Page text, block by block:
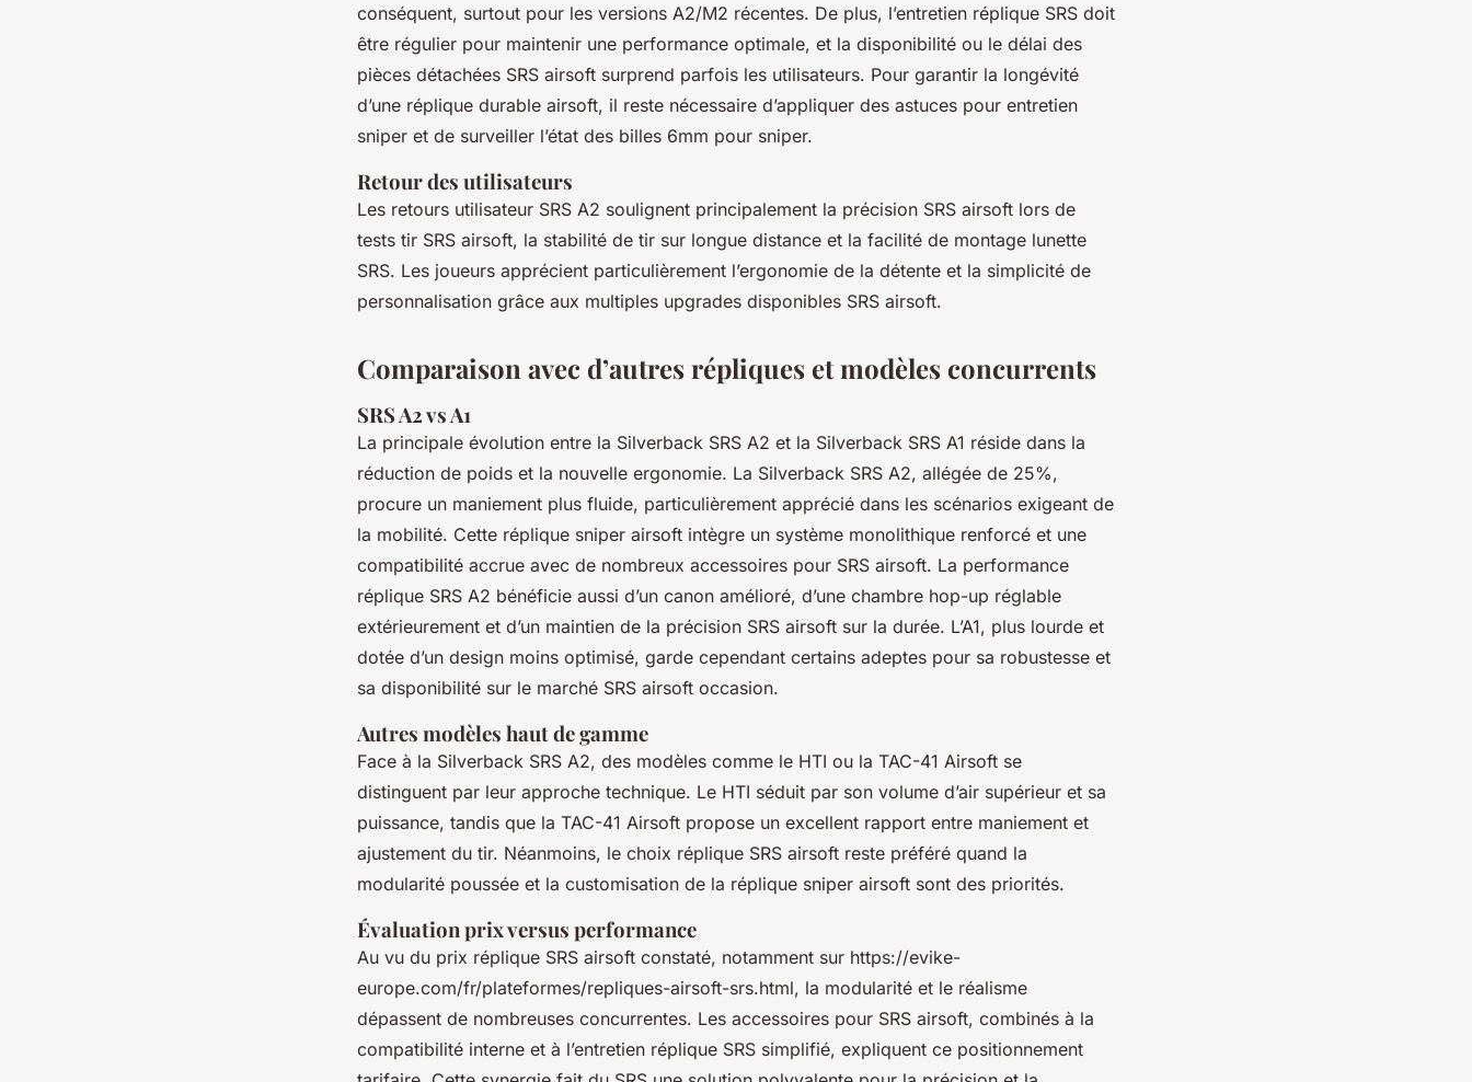
conséquent, surtout pour les versions A2/M2 récentes. De plus, l’entretien réplique SRS doit
être régulier pour maintenir une performance optimale, et la disponibilité ou le délai des
pièces détachées SRS airsoft surprend parfois les utilisateurs. Pour garantir la longévité
d’une réplique durable airsoft, il reste nécessaire d’appliquer des astuces pour entretien
sniper et de surveiller l’état des billes 6mm pour sniper.
Retour des utilisateurs
Les retours utilisateur SRS A2 soulignent principalement la précision SRS airsoft lors de
tests tir SRS airsoft, la stabilité de tir sur longue distance et la facilité de montage lunette
SRS. Les joueurs apprécient particulièrement l’ergonomie de la détente et la simplicité de
personnalisation grâce aux multiples upgrades disponibles SRS airsoft.
Comparaison avec d’autres répliques et modèles concurrents
SRS A2 vs A1
La principale évolution entre la Silverback SRS A2 et la Silverback SRS A1 réside dans la
réduction de poids et la nouvelle ergonomie. La Silverback SRS A2, allégée de 25%,
procure un maniement plus fluide, particulièrement apprécié dans les scénarios exigeant de
la mobilité. Cette réplique sniper airsoft intègre un système monolithique renforcé et une
compatibilité accrue avec de nombreux accessoires pour SRS airsoft. La performance
réplique SRS A2 bénéficie aussi d’un canon amélioré, d’une chambre hop-up réglable
extérieurement et d’un maintien de la précision SRS airsoft sur la durée. L’A1, plus lourde et
dotée d’un design moins optimisé, garde cependant certains adeptes pour sa robustesse et
sa disponibilité sur le marché SRS airsoft occasion.
Autres modèles haut de gamme
Face à la Silverback SRS A2, des modèles comme le HTI ou la TAC-41 Airsoft se
distinguent par leur approche technique. Le HTI séduit par son volume d’air supérieur et sa
puissance, tandis que la TAC-41 Airsoft propose un excellent rapport entre maniement et
ajustement du tir. Néanmoins, le choix réplique SRS airsoft reste préféré quand la
modularité poussée et la customisation de la réplique sniper airsoft sont des priorités.
Évaluation prix versus performance
Au vu du prix réplique SRS airsoft constaté, notamment sur https://evike-
europe.com/fr/plateformes/repliques-airsoft-srs.html, la modularité et le réalisme
dépassent de nombreuses concurrentes. Les accessoires pour SRS airsoft, combinés à la
compatibilité interne et à l’entretien réplique SRS simplifié, expliquent ce positionnement